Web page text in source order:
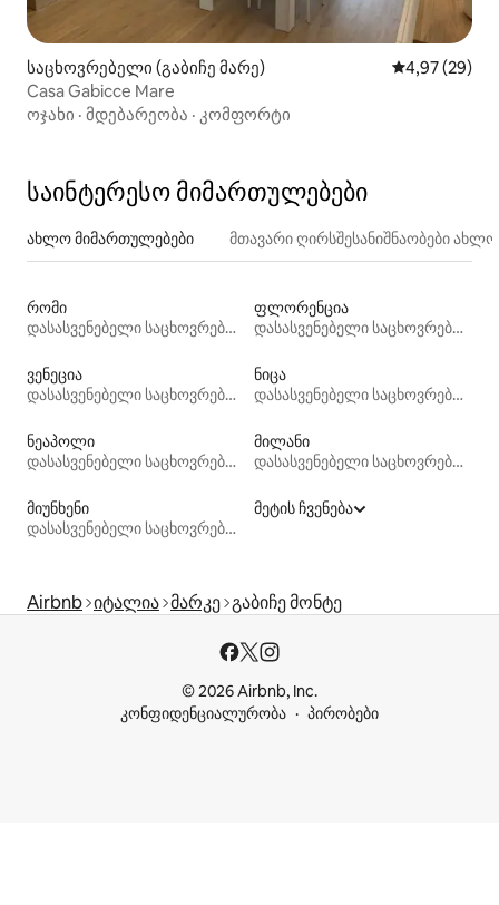
საცხოვრებელი (გაბიჩე მარე) საშუალო
4,97 (29)
Casa Gabicce Mare
ოჯახი · მდებარეობა · კომფორტი
საინტერესო მიმართულებები
ახლო მიმართულებები მთავარი ღირსშესანიშნაობები
რომი
დასასვენებელი საცხოვრებლები
ფლორენცია
დასასვენებელი საცხოვრებლები
ვენეცია
დასასვენებელი საცხოვრებლები
ნიცა
დასასვენებელი საცხოვრებლები
ნეაპოლი
დასასვენებელი საცხოვრებლები
მილანი
დასასვენებელი საცხოვრებლები
მიუნხენი
დასასვენებელი საცხოვრებლები
მეტის ჩვენება
Airbnb იტალია მარკე გაბიჩე მონტე
© 2026 Airbnb, Inc.
კონფიდენციალურობა
პირობები